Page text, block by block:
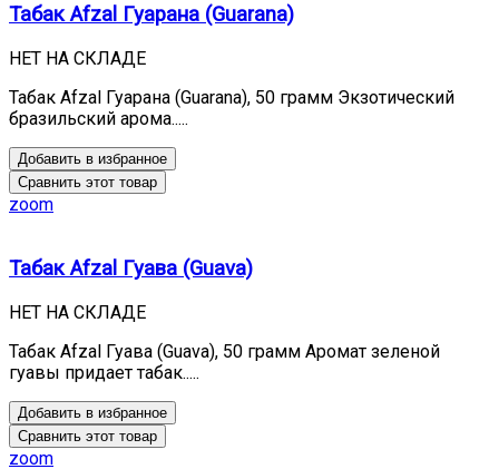
Табак Afzal Гуарана (Guarana)
НЕТ НА СКЛАДЕ
Табак Afzal Гуарана (Guarana), 50 грамм Экзотический
бразильский арома.....
Добавить в избранное
Сравнить этот товар
zoom
Табак Afzal Гуава (Guava)
НЕТ НА СКЛАДЕ
Табак Afzal Гуава (Guava), 50 грамм Аромат зеленой
гуавы придает табак.....
Добавить в избранное
Сравнить этот товар
zoom